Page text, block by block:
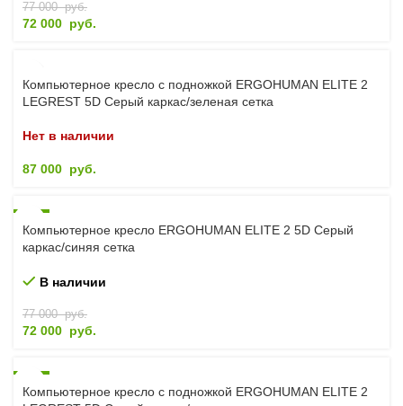
77 000руб.
72 000 руб.
Компьютерное кресло с подножкой ERGOHUMAN ELITE 2
LEGREST 5D Серый каркас/зеленая сетка
Нет в наличии
87 000 руб.
Компьютерное кресло ERGOHUMAN ELITE 2 5D Серый
каркас/синяя сетка
В наличии
77 000руб.
72 000 руб.
Компьютерное кресло с подножкой ERGOHUMAN ELITE 2